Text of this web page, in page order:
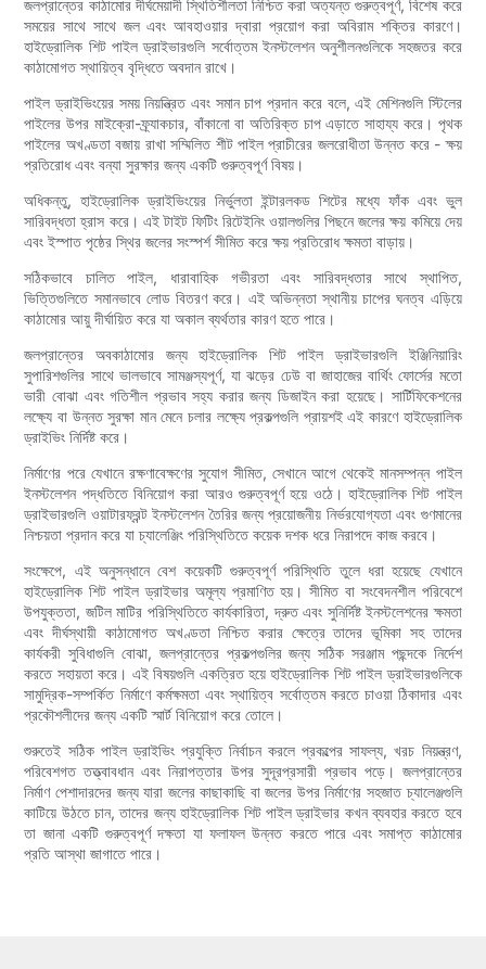
জলপ্রান্তের কাঠামোর দীর্ঘমেয়াদী স্থিতিশীলতা নিশ্চিত করা অত্যন্ত গুরুত্বপূর্ণ, বিশেষ করে
সময়ের সাথে সাথে জল এবং আবহাওয়ার দ্বারা প্রয়োগ করা অবিরাম শক্তির কারণে।
হাইড্রোলিক শিট পাইল ড্রাইভারগুলি সর্বোত্তম ইনস্টলেশন অনুশীলনগুলিকে সহজতর করে
কাঠামোগত স্থায়িত্ব বৃদ্ধিতে অবদান রাখে।
পাইল ড্রাইভিংয়ের সময় নিয়ন্ত্রিত এবং সমান চাপ প্রদান করে বলে, এই মেশিনগুলি স্টিলের
পাইলের উপর মাইক্রো-ফ্র্যাকচার, বাঁকানো বা অতিরিক্ত চাপ এড়াতে সাহায্য করে। পৃথক
পাইলের অখণ্ডতা বজায় রাখা সম্মিলিত শীট পাইল প্রাচীরের জলরোধীতা উন্নত করে - ক্ষয়
প্রতিরোধ এবং বন্যা সুরক্ষার জন্য একটি গুরুত্বপূর্ণ বিষয়।
অধিকন্তু, হাইড্রোলিক ড্রাইভিংয়ের নির্ভুলতা ইন্টারলকড শিটের মধ্যে ফাঁক এবং ভুল
সারিবদ্ধতা হ্রাস করে। এই টাইট ফিটিং রিটেইনিং ওয়ালগুলির পিছনে জলের ক্ষয় কমিয়ে দেয়
এবং ইস্পাত পৃষ্ঠের স্থির জলের সংস্পর্শ সীমিত করে ক্ষয় প্রতিরোধ ক্ষমতা বাড়ায়।
সঠিকভাবে চালিত পাইল, ধারাবাহিক গভীরতা এবং সারিবদ্ধতার সাথে স্থাপিত,
ভিত্তিগুলিতে সমানভাবে লোড বিতরণ করে। এই অভিন্নতা স্থানীয় চাপের ঘনত্ব এড়িয়ে
কাঠামোর আয়ু দীর্ঘায়িত করে যা অকাল ব্যর্থতার কারণ হতে পারে।
জলপ্রান্তের অবকাঠামোর জন্য হাইড্রোলিক শিট পাইল ড্রাইভারগুলি ইঞ্জিনিয়ারিং
সুপারিশগুলির সাথে ভালভাবে সামঞ্জস্যপূর্ণ, যা ঝড়ের ঢেউ বা জাহাজের বার্থিং ফোর্সের মতো
ভারী বোঝা এবং গতিশীল প্রভাব সহ্য করার জন্য ডিজাইন করা হয়েছে। সার্টিফিকেশনের
লক্ষ্যে বা উন্নত সুরক্ষা মান মেনে চলার লক্ষ্যে প্রকল্পগুলি প্রায়শই এই কারণে হাইড্রোলিক
ড্রাইভিং নির্দিষ্ট করে।
নির্মাণের পরে যেখানে রক্ষণাবেক্ষণের সুযোগ সীমিত, সেখানে আগে থেকেই মানসম্পন্ন পাইল
ইনস্টলেশন পদ্ধতিতে বিনিয়োগ করা আরও গুরুত্বপূর্ণ হয়ে ওঠে। হাইড্রোলিক শিট পাইল
ড্রাইভারগুলি ওয়াটারফ্রন্ট ইনস্টলেশন তৈরির জন্য প্রয়োজনীয় নির্ভরযোগ্যতা এবং গুণমানের
নিশ্চয়তা প্রদান করে যা চ্যালেঞ্জিং পরিস্থিতিতে কয়েক দশক ধরে নিরাপদে কাজ করবে।
সংক্ষেপে, এই অনুসন্ধানে বেশ কয়েকটি গুরুত্বপূর্ণ পরিস্থিতি তুলে ধরা হয়েছে যেখানে
হাইড্রোলিক শিট পাইল ড্রাইভার অমূল্য প্রমাণিত হয়। সীমিত বা সংবেদনশীল পরিবেশে
উপযুক্ততা, জটিল মাটির পরিস্থিতিতে কার্যকারিতা, দ্রুত এবং সুনির্দিষ্ট ইনস্টলেশনের ক্ষমতা
এবং দীর্ঘস্থায়ী কাঠামোগত অখণ্ডতা নিশ্চিত করার ক্ষেত্রে তাদের ভূমিকা সহ তাদের
কার্যকরী সুবিধাগুলি বোঝা, জলপ্রান্তের প্রকল্পগুলির জন্য সঠিক সরঞ্জাম পছন্দকে নির্দেশ
করতে সহায়তা করে। এই বিষয়গুলি একত্রিত হয়ে হাইড্রোলিক শিট পাইল ড্রাইভারগুলিকে
সামুদ্রিক-সম্পর্কিত নির্মাণে কর্মক্ষমতা এবং স্থায়িত্ব সর্বোত্তম করতে চাওয়া ঠিকাদার এবং
প্রকৌশলীদের জন্য একটি স্মার্ট বিনিয়োগ করে তোলে।
শুরুতেই সঠিক পাইল ড্রাইভিং প্রযুক্তি নির্বাচন করলে প্রকল্পের সাফল্য, খরচ নিয়ন্ত্রণ,
পরিবেশগত তত্ত্বাবধান এবং নিরাপত্তার উপর সুদূরপ্রসারী প্রভাব পড়ে। জলপ্রান্তের
নির্মাণ পেশাদারদের জন্য যারা জলের কাছাকাছি বা জলের উপর নির্মাণের সহজাত চ্যালেঞ্জগুলি
কাটিয়ে উঠতে চান, তাদের জন্য হাইড্রোলিক শিট পাইল ড্রাইভার কখন ব্যবহার করতে হবে
তা জানা একটি গুরুত্বপূর্ণ দক্ষতা যা ফলাফল উন্নত করতে পারে এবং সমাপ্ত কাঠামোর
প্রতি আস্থা জাগাতে পারে।